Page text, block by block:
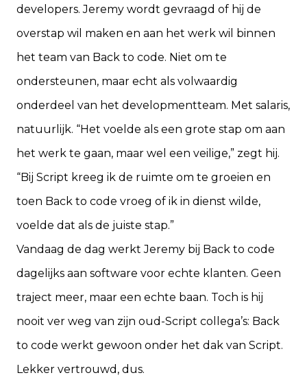
developers. Jeremy wordt gevraagd of hij de
overstap wil maken en aan het werk wil binnen
het team van Back to code. Niet om te
ondersteunen, maar echt als volwaardig
onderdeel van het developmentteam. Met salaris,
natuurlijk. “Het voelde als een grote stap om aan
het werk te gaan, maar wel een veilige,” zegt hij.
“Bij Script kreeg ik de ruimte om te groeien en
toen Back to code vroeg of ik in dienst wilde,
voelde dat als de juiste stap.”
Vandaag de dag werkt Jeremy bij Back to code
dagelijks aan software voor echte klanten. Geen
traject meer, maar een echte baan. Toch is hij
nooit ver weg van zijn oud-Script collega’s: Back
to code werkt gewoon onder het dak van Script.
Lekker vertrouwd, dus.